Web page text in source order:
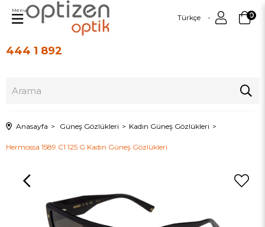
444 1 892
Türkçe 0
Menu
Anasayfa Güneş Gözlükleri Kadın Güneş Gözlükleri
Hermossa 1589 C1 125 G Kadın Güneş Gözlükleri